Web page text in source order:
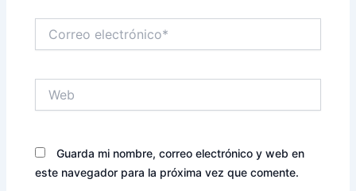
electrónico*
Guarda mi nombre, correo electrónico y web en
este navegador para la próxima vez que comente.